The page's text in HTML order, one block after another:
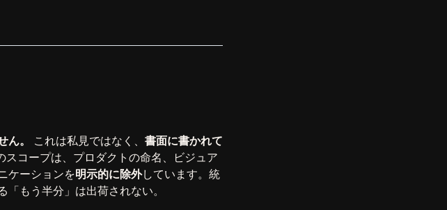
ん。 これは私見ではなく、 書面に書かれて
コープは、プロダクトの命名、ビジュア
ケーションを明示的に除外しています。統
もう半分」は出荷されない。